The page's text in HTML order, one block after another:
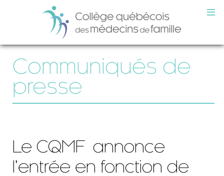
Communiqués de
presse
Le CQMF annonce
l’entrée en fonction de